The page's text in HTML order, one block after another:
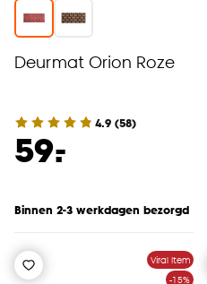
Deurmat Orion Roze
4.9 (58)
59.
-
Binnen 2-3 werkdagen bezorgd
Viral Item
-15%